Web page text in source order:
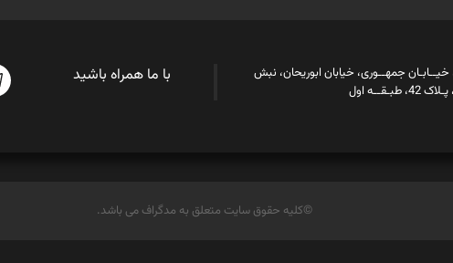
خیــابـان جمهــوری، خیابان ابوریحان، نبش
طبـقــه اول
با ما همراه باشید
©کلیه حقوق سایت متعلق به مدگراف می باشد.